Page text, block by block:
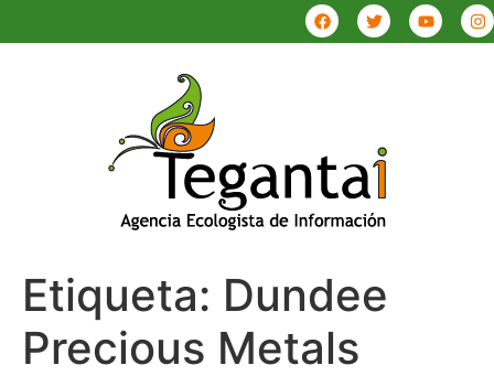
Etiqueta: Dundee
Precious Metals